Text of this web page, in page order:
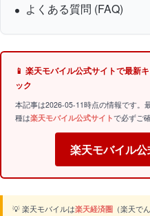
よくある質問 (FAQ)
📱 楽天モバイル公式サイトで最新
ック
本記事は2026-05-11時点の情報です。
種は楽天モバイル公式サイトで必ずご
楽天モバイル
💡 楽天モバイルは楽天経済圏 （楽天で